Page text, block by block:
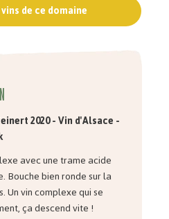
de ce domaine
2020- Vin d'Alsace -
avec une trame acide
Bouche bien ronde sur la
Un vin complexe qui se
ça descend vite !